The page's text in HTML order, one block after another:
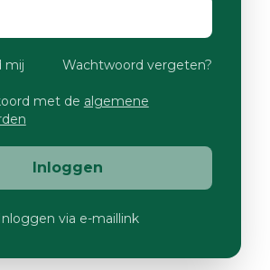
mij Wachtwoord vergeten?
met de algemene
Inloggen
Inloggen via e-maillink